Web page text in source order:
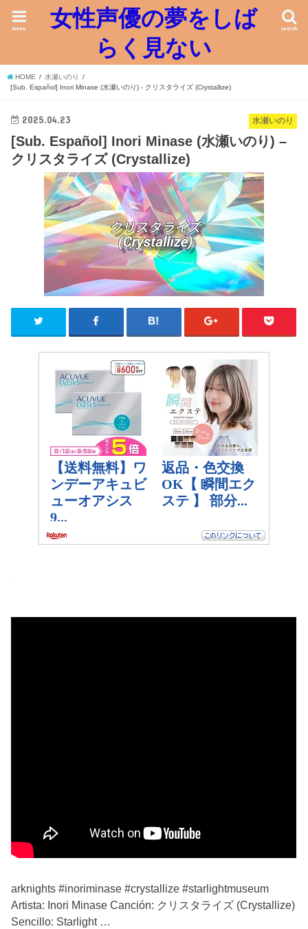
女性声優の夢をしば
らく見ない
search
menu
HOME
水瀬いのり
[Sub. Español] Inori Minase (水瀬いのり) - クリスタライズ (Crystallize)
水瀬いのり
2025.04.23
[Sub. Español] Inori Minase (水瀬いのり) –
クリスタライズ (Crystallize)
arknights #inoriminase #crystallize #starlightmuseum
Artista: Inori Minase Canción: クリスタライズ (Crystallize)
Sencillo: Starlight …